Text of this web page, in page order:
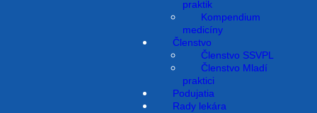
praktik
Kompendium
medicíny
Členstvo
Členstvo SSVPL
Členstvo Mladí
praktici
Podujatia
Rady lekára